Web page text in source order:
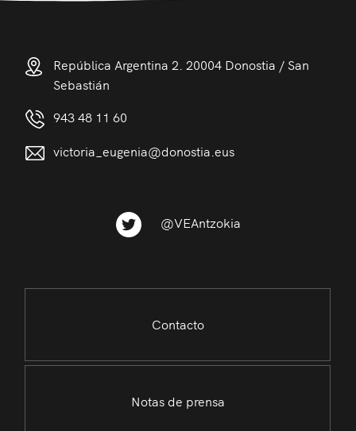
República Argentina 2. 20004 Donostia / San
Sebastián
943 48 11 60
victoria_eugenia@donostia.eus
@VEAntzokia
Contacto
Notas de prensa